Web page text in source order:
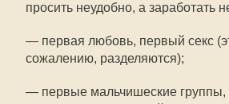
просить неудобно, а заработать
— первая любовь, первый секс
сожалению, разделяются);
— первые мальчишеские группы,